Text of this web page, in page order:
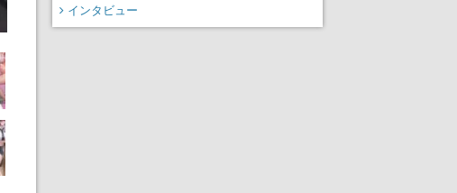
インタビュー